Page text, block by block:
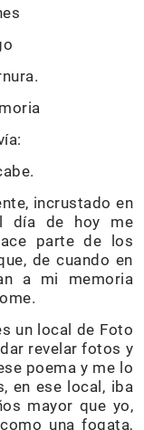
incrustado en
día de hoy me
parte de los
de cuando en
a mi memoria
un local de Foto
revelar fotos y
poema y me lo
en ese local, iba
mayor que yo,
una fogata,